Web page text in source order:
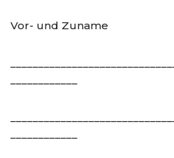
Vor- und Zuname